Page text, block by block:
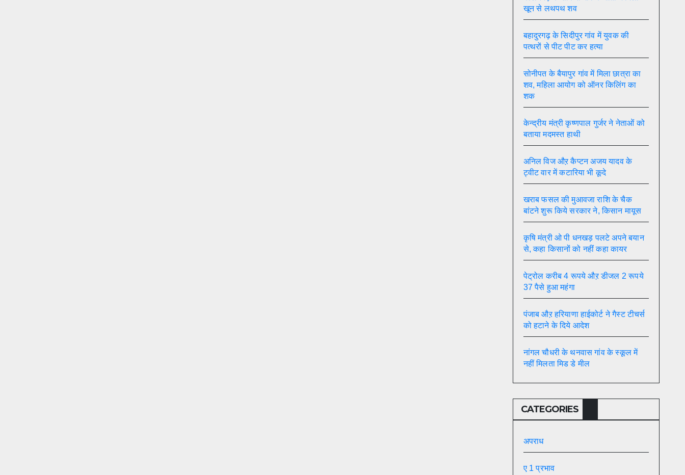
खून से लथपथ शव
बहादुरगढ़ के सिदीपुर गांव में युवक की
पत्थरों से पीट पीट कर हत्या
सोनीपत के बैयापुर गांव में मिला छात्रा का
शव, महिला आयोग को ऑनर किलिंग का
शक
केन्द्रीय मंत्री कृष्णपाल गुर्जर ने नेताओं को
बताया मदमस्त हाथी
अनिल विज औऱ कैप्टन अजय यादव के
ट्वीट वार में कटारिया भी कूदे
खराब फसल की मुआवजा राशि के चैक
बांटने शुरू किये सरकार ने, किसान मायूस
कृषि मंत्री ओ पी धनखड़ पलटे अपने बयान
से, कहा किसानों को नहीं कहा कायर
पेट्रोल करीब 4 रूपये औऱ डीजल 2 रूपये
37 पैसे हुआ महंगा
पंजाब औऱ हरियाणा हाईकोर्ट ने गैस्ट टीचर्स
को हटाने के दिये आदेश
नांगल चौधरी के थनवास गांव के स्कूल में
नहीं मिलता मिड डे मील
CATEGORIES
अपराध
ए 1 प्रभाव